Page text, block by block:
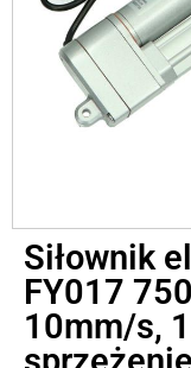
Siłownik
FY017
10mm/s,